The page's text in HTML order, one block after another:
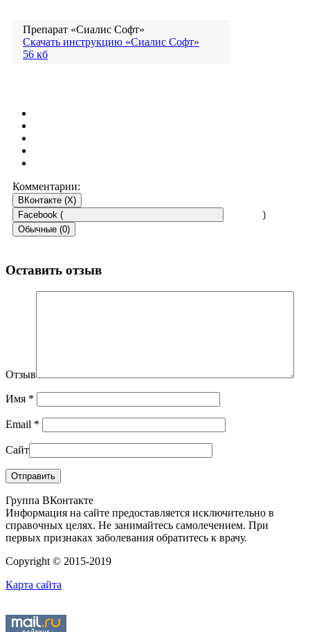
Препарат «Сиалис Софт»
Скачать инструкцию «Сиалис Софт»
56 кб
Комментарии:
ВКонтакте (X)
Facebook (
)
Обычные (0)
Оставить отзыв
Отзыв
Имя *
Email *
Сайт
Группа ВКонтакте
Информация на сайте предоставляется исключительно в
справочных целях. Не занимайтесь самолечением. При
первых признаках заболевания обратитесь к врачу.
Copyright © 2015-2019
Карта сайта